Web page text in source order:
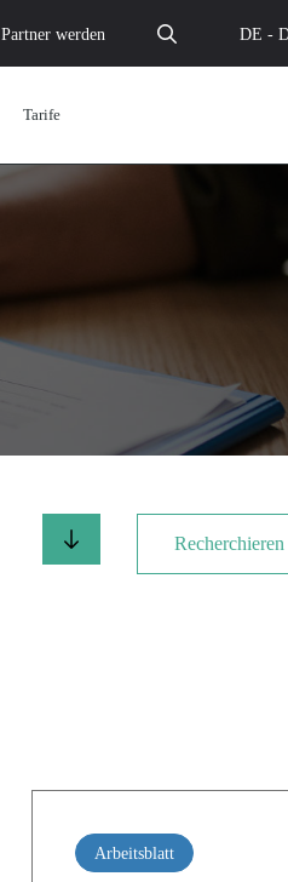
Partner werden DE -
Tarife
Recherchieren
Arbeitsblatt